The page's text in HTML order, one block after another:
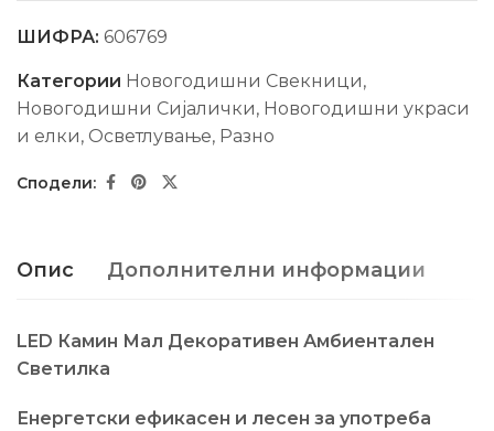
ШИФРА: 606769
Категории Новогодишни Свекници,
Новогодишни Сијалички, Новогодишни украси
и елки, Осветлување, Разно
Опис Дополнителни информации
LED Камин Мал Декоративен Амбиентален
Светилка
Енергетски ефикасен и лесен за употреба